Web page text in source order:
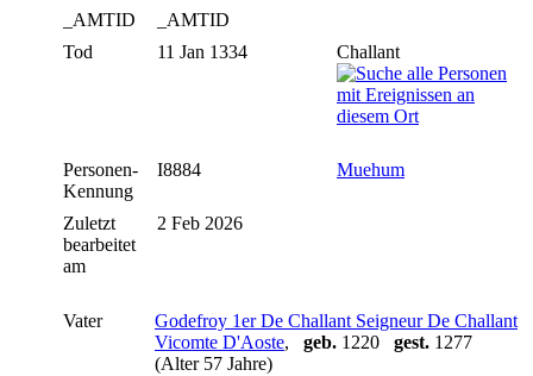
_AMTID
_AMTID
Tod
11 Jan 1334 Challant
Personen-
Kennung
I8884 Muehum
Zuletzt
bearbeitet
am
2 Feb 2026
Vater
Godefroy 1er De Challant Seigneur De Challant
Vicomte D'Aoste, geb. 1220 gest. 1277
(Alter 57 Jahre)